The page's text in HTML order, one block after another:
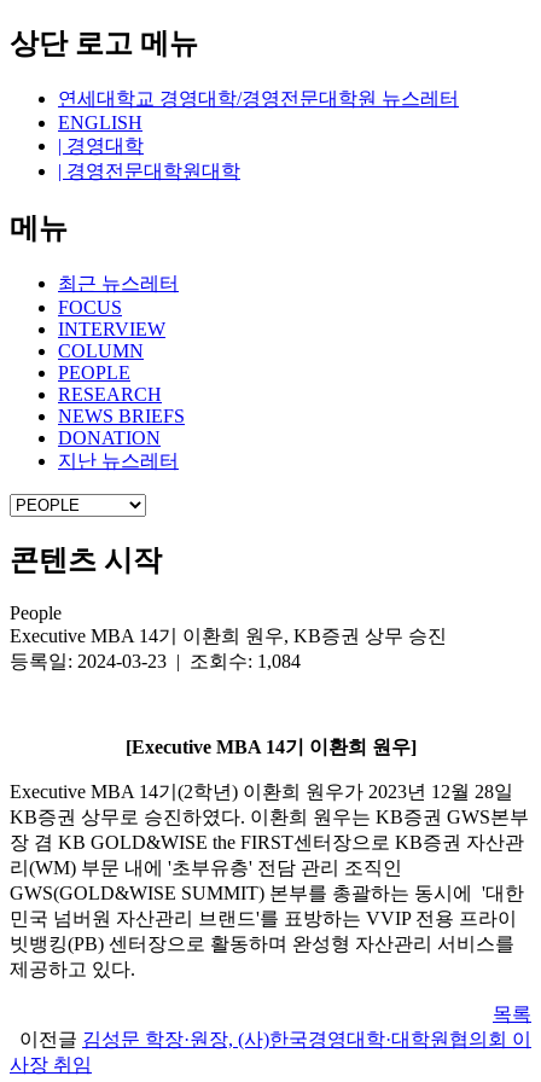
상단 로고 메뉴
연세대학교 경영대학/경영전문대학원 뉴스레터
ENGLISH
| 경영대학
| 경영전문대학원대학
메뉴
최근 뉴스레터
FOCUS
INTERVIEW
COLUMN
PEOPLE
RESEARCH
NEWS BRIEFS
DONATION
지난 뉴스레터
콘텐츠 시작
People
Executive MBA 14기 이환희 원우, KB증권 상무 승진
등록일: 2024-03-23 | 조회수: 1,084
[Executive MBA 14기 이환희 원우]
Executive MBA 14기(2학년) 이환희 원우가 2023년 12월 28일
KB증권 상무로 승진하였다. 이환희 원우는 KB증권 GWS본부
장 겸 KB GOLD&WISE the FIRST센터장으로 KB증권 자산관
리(WM) 부문 내에 '초부유층' 전담 관리 조직인
GWS(GOLD&WISE SUMMIT) 본부를 총괄하는 동시에 '대한
민국 넘버원 자산관리 브랜드'를 표방하는 VVIP 전용 프라이
빗뱅킹(PB) 센터장으로 활동하며 완성형 자산관리 서비스를
제공하고 있다.
목록
이전글 김성문 학장·원장, (사)한국경영대학·대학원협의회 이
사장 취임